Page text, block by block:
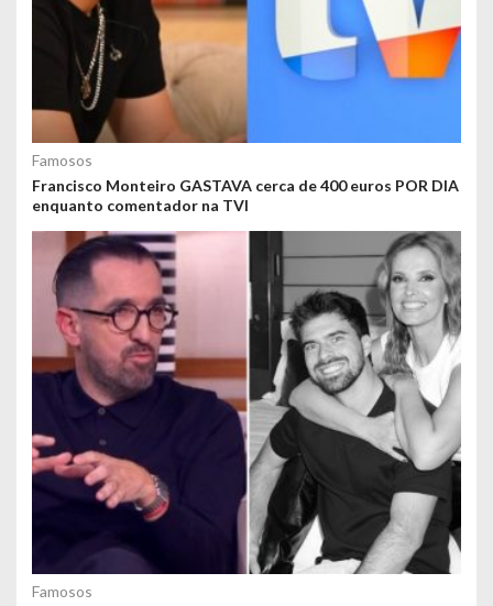
Famosos
Francisco Monteiro GASTAVA cerca de 400 euros POR DIA
enquanto comentador na TVI
Famosos